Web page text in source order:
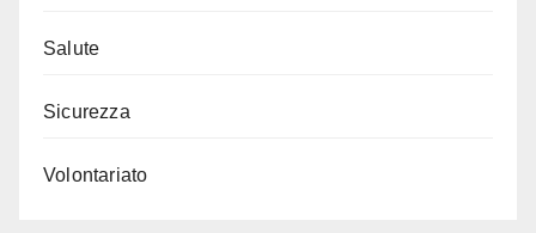
Salute
Sicurezza
Volontariato